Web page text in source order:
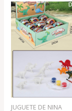
JUGUETE DE NINA
El
precio
original
era:
₡1,100
El
precio
actual
es:
.